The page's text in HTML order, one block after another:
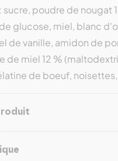
poudre de nougat
glucose, miel, blanc
de vanille, amidon de
de miel 12 %
de boeuf,